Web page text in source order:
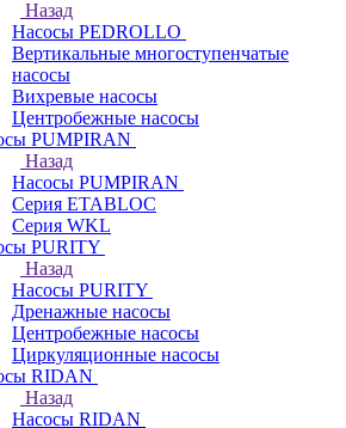
Назад
Насосы PEDROLLO
Вертикальные многоступенчатые
насосы
Вихревые насосы
Центробежные насосы
PUMPIRAN
Назад
Насосы PUMPIRAN
Серия ETABLOC
Серия WKL
PURITY
Назад
Насосы PURITY
Дренажные насосы
Центробежные насосы
Циркуляционные насосы
RIDAN
Назад
Насосы RIDAN